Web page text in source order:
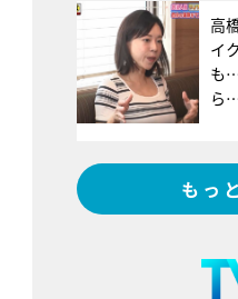
高
イ
も
ら
もっ